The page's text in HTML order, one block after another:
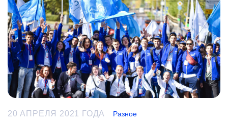
20 АПРЕЛЯ 2021 ГОДА Разное